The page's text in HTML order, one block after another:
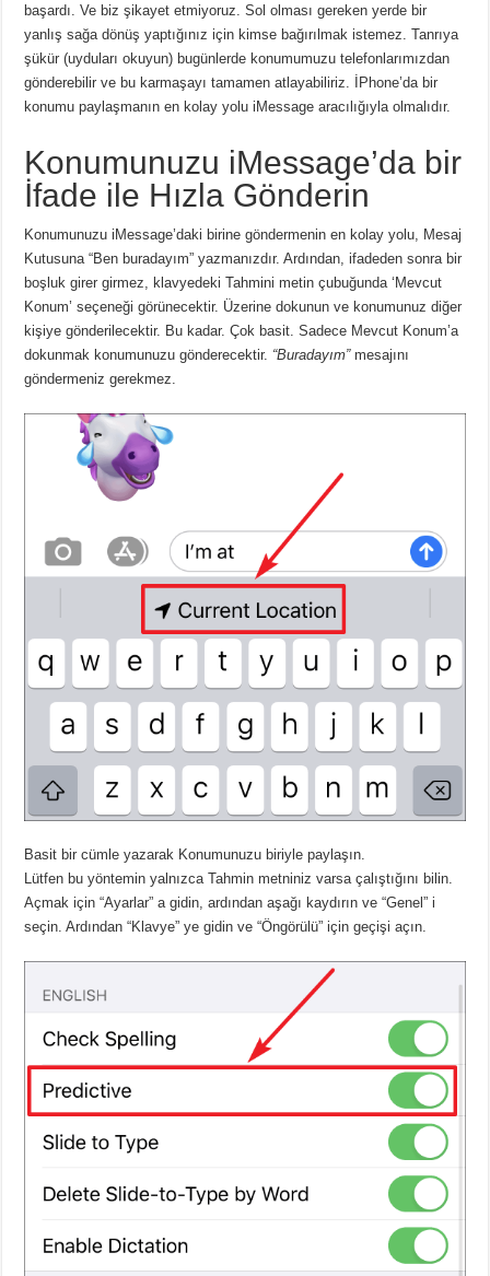
başardı. Ve biz şikayet etmiyoruz. Sol olması gereken yerde bir
yanlış sağa dönüş yaptığınız için kimse bağırılmak istemez. Tanrıya
şükür (uyduları okuyun) bugünlerde konumumuzu telefonlarımızdan
gönderebilir ve bu karmaşayı tamamen atlayabiliriz. İPhone’da bir
konumu paylaşmanın en kolay yolu iMessage aracılığıyla olmalıdır.
Konumunuzu iMessage’da bir
İfade ile Hızla Gönderin
Konumunuzu iMessage’daki birine göndermenin en kolay yolu, Mesaj
Kutusuna “Ben buradayım” yazmanızdır. Ardından, ifadeden sonra bir
boşluk girer girmez, klavyedeki Tahmini metin çubuğunda ‘Mevcut
Konum’ seçeneği görünecektir. Üzerine dokunun ve konumunuz diğer
kişiye gönderilecektir. Bu kadar. Çok basit. Sadece Mevcut Konum’a
dokunmak konumunuzu gönderecektir. “Buradayım”mesajını
göndermeniz gerekmez.
Basit bir cümle yazarak Konumunuzu biriyle paylaşın.
Lütfen bu yöntemin yalnızca Tahmin metniniz varsa çalıştığını bilin.
Açmak için “Ayarlar” a gidin, ardından aşağı kaydırın ve “Genel” i
seçin. Ardından “Klavye” ye gidin ve “Öngörülü” için geçişi açın.